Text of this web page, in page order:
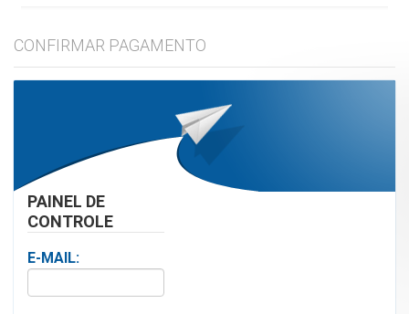
CONFIRMAR PAGAMENTO
PAINEL DE
CONTROLE
E-MAIL: